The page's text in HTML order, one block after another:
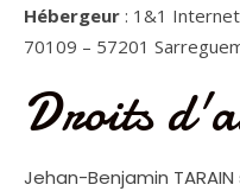
Hébergeur : 1&1 Internet
70109 – 57201
Droits
Jehan-Benjamin